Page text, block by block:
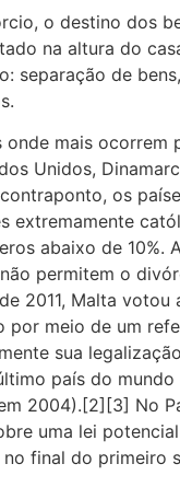
o destino dos
na altura do
separação de
onde mais
Unidos,
os
extremamente
abaixo de 10%.
permitem o
2011, Malta
por meio de um
sua
país do
2004).[2][3] No
uma lei
final do primeiro